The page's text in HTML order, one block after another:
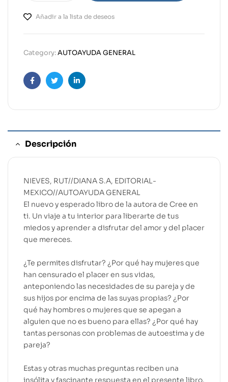
Añadir a la lista de deseos
Category:AUTOAYUDA GENERAL
FacebookTwitterLinkedin
Descripción
NIEVES, RUT//DIANA S.A, EDITORIAL-
MEXICO//AUTOAYUDA GENERAL
El nuevo y esperado libro de la autora de Cree en
ti. Un viaje a tu interior para liberarte de tus
miedos y aprender a disfrutar del amor y del placer
que mereces.
¿Te permites disfrutar? ¿Por qué hay mujeres que
han cen­surado el placer en sus vidas,
anteponiendo las necesidades de su pareja y de
sus hijos por encima de las suyas propias? ¿Por
qué hay hombres o mujeres que se apegan a
alguien que no es bueno para ellas? ¿Por qué hay
tantas personas con problemas de autoestima y de
pareja?
Estas y otras muchas preguntas reciben una
insólita y fasci­nante respuesta en el presente libro.